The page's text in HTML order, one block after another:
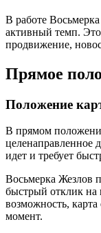
В работе
активный темп. Это
продвижение,
Прямое
Положение
В прямом
целенаправленное
идет и требует
Восьмерка Жезлов
быстрый отклик на
возможность, карта
момент.